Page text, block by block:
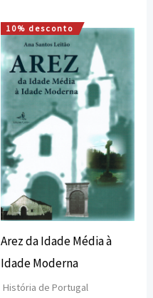
10% desconto
Arez da Idade Média à
Idade Moderna
História de Portugal
O
preço
original
era:
15,00 €.
O
preço
atual
é:
13,50 €.